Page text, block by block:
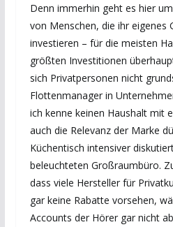
Denn immerhin geht es hier
von Menschen, die ihr eigenes
investieren – für die meisten
größten Investitionen
sich Privatpersonen nicht
Flottenmanager in
ich kenne keinen Haushalt mit
auch die Relevanz der Marke
Küchentisch intensiver
beleuchteten Großraumbüro.
dass viele Hersteller für
gar keine Rabatte vorsehen,
Accounts der Hörer gar nicht